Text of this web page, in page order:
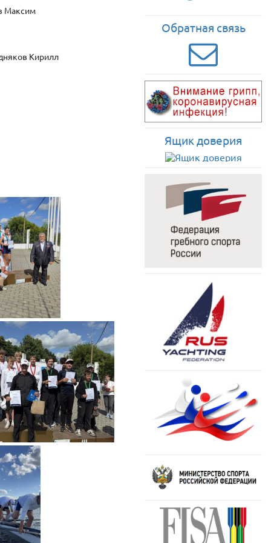
Максим
Кирилл
Обратная связь
Ящик доверия